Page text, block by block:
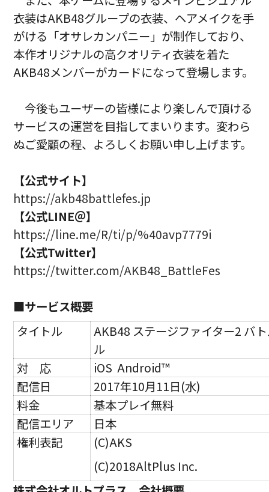
衣装はAKB48グループの衣装、ヘアメイクを手
がける「オサレカンパニー」が制作しており、
本作オリジナルの高クオリティ衣装を着た
AKB48メンバーがカードになって登場します。
今後もユーザーの皆様により楽しんで頂ける
サービスの運営を目指してまいります。変わら
ぬご愛顧の程、よろしくお願い申し上げます。
【公式サイト】
https://akb48battlefes.jp
【公式LINE＠】
https://line.me/R/ti/p/%40avp7779i
【公式Twitter】
https://twitter.com/AKB48_BattleFes
■サービス概要
タイトル
AKB48 ステージファイター2 バ
ル
対 応
iOS Android™
配信日
2017年10月11日(水)
料金
基本プレイ無料
配信エリア
日本
権利表記
(C)AKS
(C)2018AltPlus Inc.